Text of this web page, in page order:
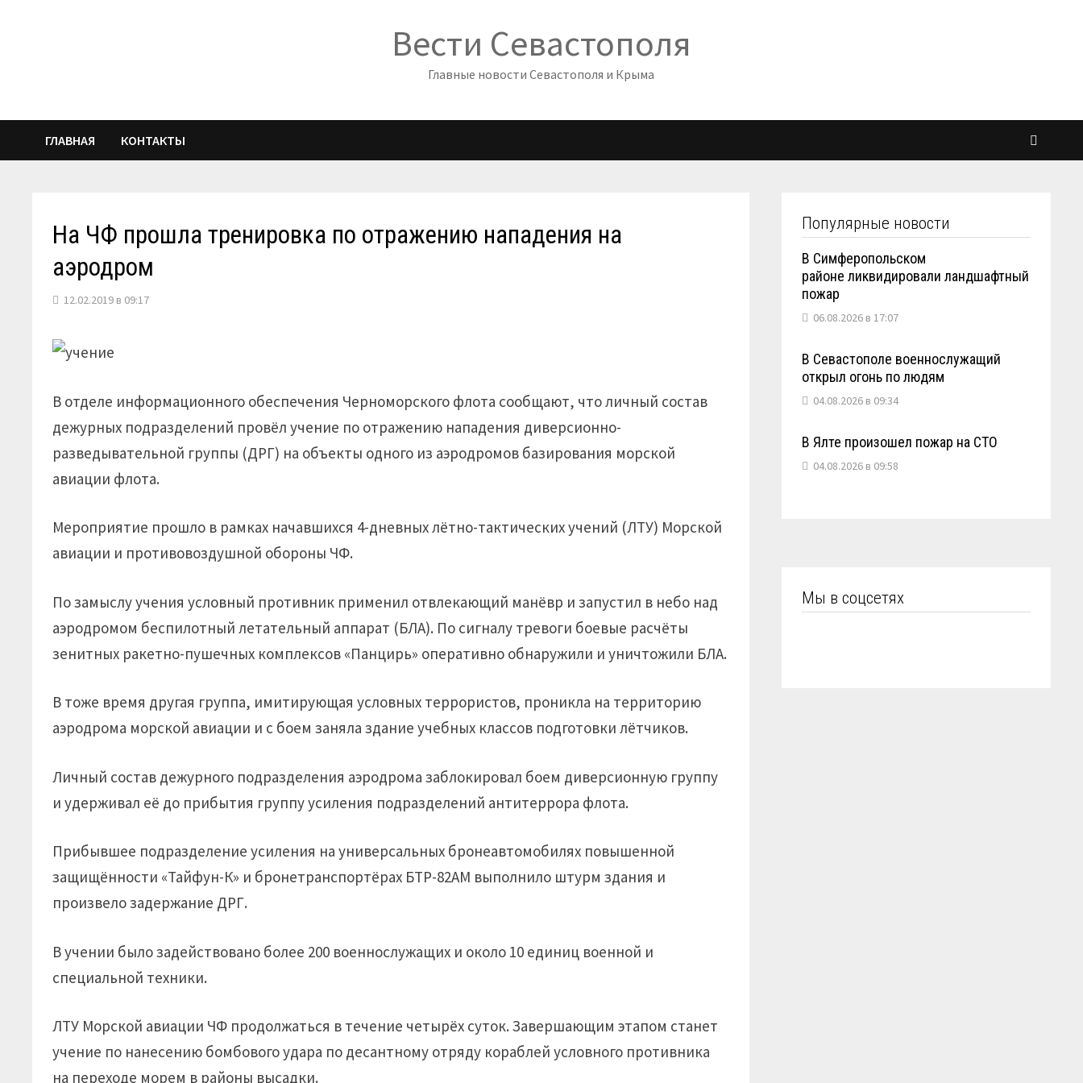
Вести Севастополя
Главные новости Севастополя и Крыма
ГЛАВНАЯ КОНТАКТЫ
На ЧФ прошла тренировка по отражению нападения на
аэродром
12.02.2019 в 09:17
В отделе информационного обеспечения Черноморского флота сообщают, что личный состав
дежурных подразделений провёл учение по отражению нападения диверсионно-
разведывательной группы (ДРГ) на объекты одного из аэродромов базирования морской
авиации флота.
Мероприятие прошло в рамках начавшихся 4-дневных лётно-тактических учений (ЛТУ) Морской
авиации и противовоздушной обороны ЧФ.
По замыслу учения условный противник применил отвлекающий манёвр и запустил в небо над
аэродромом беспилотный летательный аппарат (БЛА). По сигналу тревоги боевые расчёты
зенитных ракетно-пушечных комплексов «Панцирь» оперативно обнаружили и уничтожили БЛА.
В тоже время другая группа, имитирующая условных террористов, проникла на территорию
аэродрома морской авиации и с боем заняла здание учебных классов подготовки лётчиков.
Личный состав дежурного подразделения аэродрома заблокировал боем диверсионную группу
и удерживал её до прибытия группу усиления подразделений антитеррора флота.
Прибывшее подразделение усиления на универсальных бронеавтомобилях повышенной
защищённости «Тайфун-К» и бронетранспортёрах БТР-82АМ выполнило штурм здания и
произвело задержание ДРГ.
В учении было задействовано более 200 военнослужащих и около 10 единиц военной и
специальной техники.
ЛТУ Морской авиации ЧФ продолжаться в течение четырёх суток. Завершающим этапом станет
учение по нанесению бомбового удара по десантному отряду кораблей условного противника
на переходе морем в районы высадки.
Популярные новости
В Симферопольском
районе ликвидировали ландшафтный
пожар
06.08.2026 в 17:07
В Севастополе военнослужащий
открыл огонь по людям
04.08.2026 в 09:34
В Ялте произошел пожар на СТО
04.08.2026 в 09:58
Мы в соцсетях